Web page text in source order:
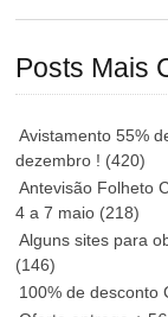
Posts Mais
Avistamento 55%
dezembro ! (420)
Antevisão Folheto
4 a 7 maio (218)
Alguns sites para
(146)
100% de desconto